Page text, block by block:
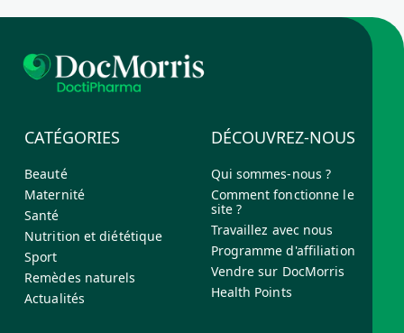
CATÉGORIES
Beauté
Maternité
Santé
Nutrition et diététique
Sport
Remèdes naturels
Actualités
DÉCOUVREZ-NOUS
Qui sommes-nous ?
Comment fonctionne le
site ?
Travaillez avec nous
Programme d'affiliation
Vendre sur DocMorris
Health Points